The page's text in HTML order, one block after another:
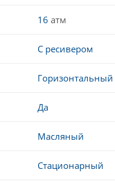
16 атм
С ресивером
Горизонтальный
Да
Масляный
Стационарный